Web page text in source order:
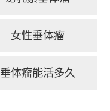
女性垂体瘤
垂体瘤能活多久